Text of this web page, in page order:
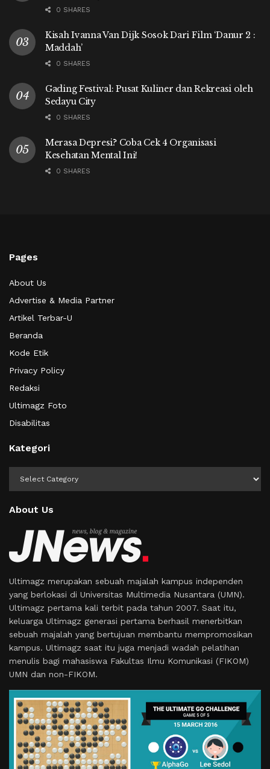
0 SHARES
Kisah Ivanna Van Dijk Sosok Dari Film ‘Danur 2 :
Maddah’
0 SHARES
Gading Festival: Pusat Kuliner dan Rekreasi oleh
Sedayu City
0 SHARES
Merasa Depresi? Coba Cek 4 Organisasi
Kesehatan Mental Ini!
0 SHARES
Pages
About Us
Advertise & Media Partner
Artikel Terbar-U
Beranda
Kode Etik
Privacy Policy
Redaksi
Ultimagz Foto
Disabilitas
Kategori
About Us
Ultimagz merupakan sebuah majalah kampus independen
yang berlokasi di Universitas Multimedia Nusantara (UMN).
Ultimagz pertama kali terbit pada tahun 2007. Saat itu,
keluarga Ultimagz generasi pertama berhasil menerbitkan
sebuah majalah yang bertujuan membantu mempromosikan
kampus. Ultimagz saat itu juga menjadi wadah pelatihan
menulis bagi mahasiswa Fakultas Ilmu Komunikasi (FIKOM)
UMN dan non-FIKOM.